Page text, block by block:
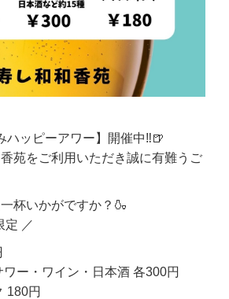
ハッピーアワー】開催中‼️🍺
苑をご利用いただき誠に有難うご
杯いかがですか？🍶
定 ／
ー・ワイン・日本酒 各300円
180円